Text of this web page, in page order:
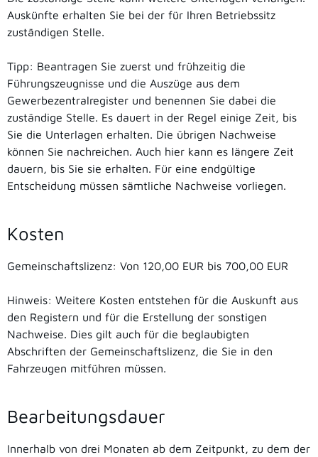
Auskünfte erhalten Sie bei der für Ihren Betriebssitz
zuständigen Stelle.
Tipp: Beantragen Sie zuerst und frühzeitig die
Führungszeugnisse und die Auszüge aus dem
Gewerbezentralregister und benennen Sie dabei die
zuständige Stelle. Es dauert in der Regel einige Zeit, bis
Sie die Unterlagen erhalten. Die übrigen Nachweise
können Sie nachreichen. Auch hier kann es längere Zeit
dauern, bis Sie sie erhalten. Für eine endgültige
Entscheidung müssen sämtliche Nachweise vorliegen.
Kosten
Gemeinschaftslizenz: Von 120,00 EUR bis 700,00 EUR
Hinweis: Weitere Kosten entstehen für die Auskunft aus
den Registern und für die Erstellung der sonstigen
Nachweise. Dies gilt auch für die beglaubigten
Abschriften der Gemeinschaftslizenz, die Sie in den
Fahrzeugen mitführen müssen.
Bearbeitungsdauer
Innerhalb von drei Monaten ab dem Zeitpunkt, zu dem der